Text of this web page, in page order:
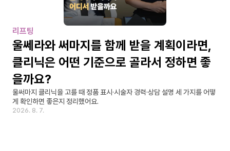
리프팅
울쎄라와 써마지를 함께 받을 계획이라면,
클리닉은 어떤 기준으로 골라서 정하면 좋
을까요?
울써마지 클리닉을 고를 때 정품 표시·시술자 경력·상담 설명 세 가지를 어떻
게 확인하면 좋은지 정리했어요.
2026. 8. 7.